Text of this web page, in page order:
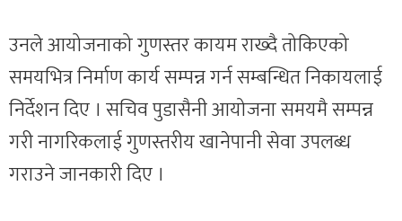
उनले आयोजनाको गुणस्तर कायम राख्दै तोकिएको
समयभित्र निर्माण कार्य सम्पन्न गर्न सम्बन्धित निकायलाई
निर्देशन दिए । सचिव पुडासैनी आयोजना समयमै सम्पन्न
गरी नागरिकलाई गुणस्तरीय खानेपानी सेवा उपलब्ध
गराउने जानकारी दिए ।